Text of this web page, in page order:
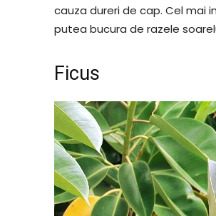
cauza dureri de cap. Cel mai
putea bucura de razele
Ficus